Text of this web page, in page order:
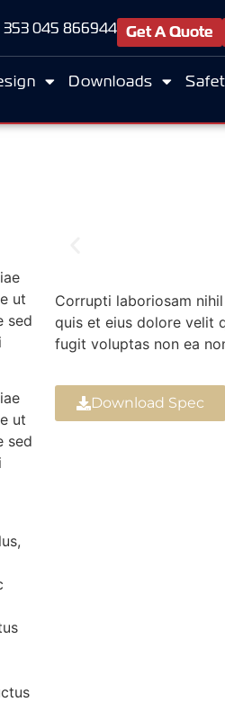
353 045 866944 Get A Quote
Downloads
ut
sed
ut
sed
Corrupti laboriosam
quis et eius dolore velit
fugit voluptas non ea
Download Spec